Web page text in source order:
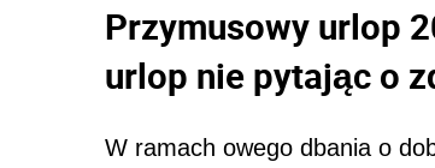
Przymusowy urlop
urlop nie pytając o
W ramach owego dbania o